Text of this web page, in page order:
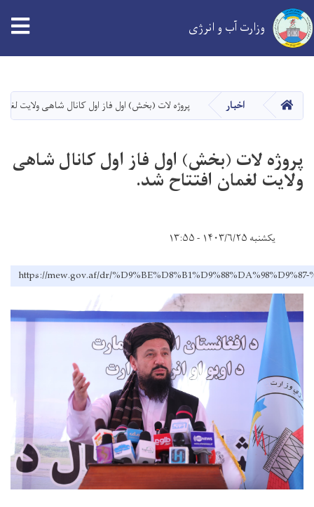
main
content
وزارت آب و انرژی
خانه اخبار پروژه لات (بخش) اول فاز اول کانال شاهی ولایت
پروژه لات (بخش) اول فاز اول کانال شاهی
ولایت لغمان افتتاح شد.
یکشنبه ۱۴۰۳/۶/۲۵ - ۱۳:۵۵
https://mew.gov.af/dr/